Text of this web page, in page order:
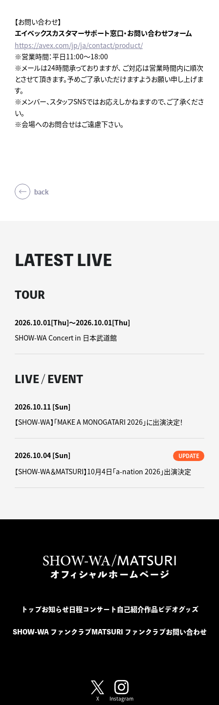
【お問い合わせ】
エイベックスカスタマーサポート窓口・お問い合わせフォーム
https://avex.com/jp/ja/contact/product/
※営業時間：平日11:00～18:00
※メールは24時間承っておりますが、 ご対応は営業時間内に順次
とさせて頂きます。予めご了承いただけますようお願い申し上げま
す。
※メンバー、スタッフSNSではお応えしかねますので、ご了承くださ
い。
※会場へのお問合せはご遠慮下さい。
back
LATEST LIVE
TOUR
2026.10.01[Thu]〜2026.10.01[Thu]
SHOW-WA Concert in 日本武道館
LIVE / EVENT
2026.10.11 [Sun]
【SHOW-WA】「MAKE A MONOGATARI 2026」に出演決定！
2026.10.04 [Sun] UPDATE
【SHOW-WA＆MATSURI】10月4日「a-nation 2026」出演決定
トップお知らせ日程コンサート 自己紹介作品ビデオグッズ
SHOW-WA ファンクラブMATSURI ファンクラブお問い合わせ
X Instagram